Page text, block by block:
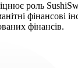
роль
фінансові
фінансів.